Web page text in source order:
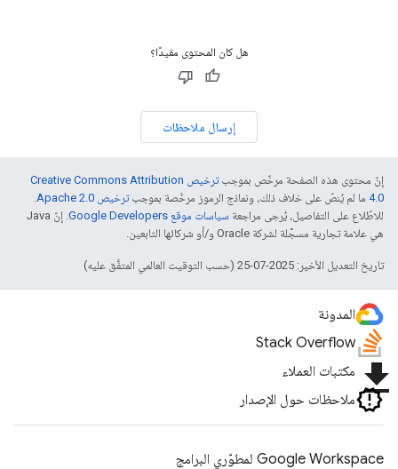
هل كان المحتوى مفيدًا؟
إرسال ملاحظات
إنّ محتوى هذه الصفحة مرخّص بموجب
ترخيص Creative Commons Attribution
4.0‏ ما لم يُنصّ على خلاف ذلك، ونماذج الرموز مرخّصة بموجبترخيص Apache 2.0‏
.
للاطّلاع على التفاصيل، يُرجى مراجعة سياسات موقع Google Developers‏
. إنّ Java
هي علامة تجارية مسجَّلة لشركة Oracle و/أو شركائها التابعين.
تاريخ التعديل الأخير: 2025-07-25 (حسب التوقيت العالمي المتفَّق عليه)
المدونة
Stack Overflow
file_download مكتبات العملاء
ملاحظات حول الإصدار
Google Workspace لمطوّري البرامج